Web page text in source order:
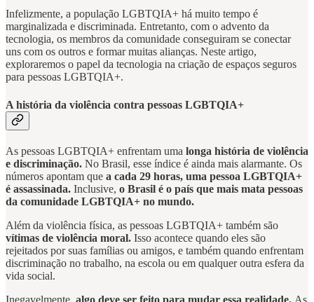
Infelizmente, a população LGBTQIA+ há muito tempo é
marginalizada e discriminada. Entretanto, com o advento da
tecnologia, os membros da comunidade conseguiram se conectar
uns com os outros e formar muitas alianças. Neste artigo,
exploraremos o papel da tecnologia na criação de espaços seguros
para pessoas LGBTQIA+.
A história da violência contra pessoas LGBTQIA+
As pessoas LGBTQIA+ enfrentam uma longa história de violência
e discriminação. No Brasil, esse índice é ainda mais alarmante. Os
números apontam que a cada 29 horas, uma pessoa LGBTQIA+
é assassinada. Inclusive, o Brasil é o país que mais mata pessoas
da comunidade LGBTQIA+ no mundo.
Além da violência física, as pessoas LGBTQIA+ também são
vítimas de violência moral. Isso acontece quando eles são
rejeitados por suas famílias ou amigos, e também quando enfrentam
discriminação no trabalho, na escola ou em qualquer outra esfera da
vida social.
Inegavelmente, algo deve ser feito para mudar essa realidade. As